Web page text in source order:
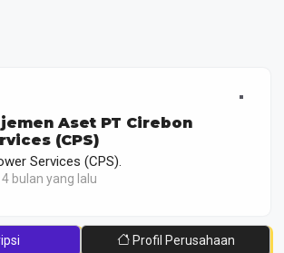
Aset PT Cirebon
(CPS)
Services (CPS).
bulan yang lalu
Profil Perusahaan